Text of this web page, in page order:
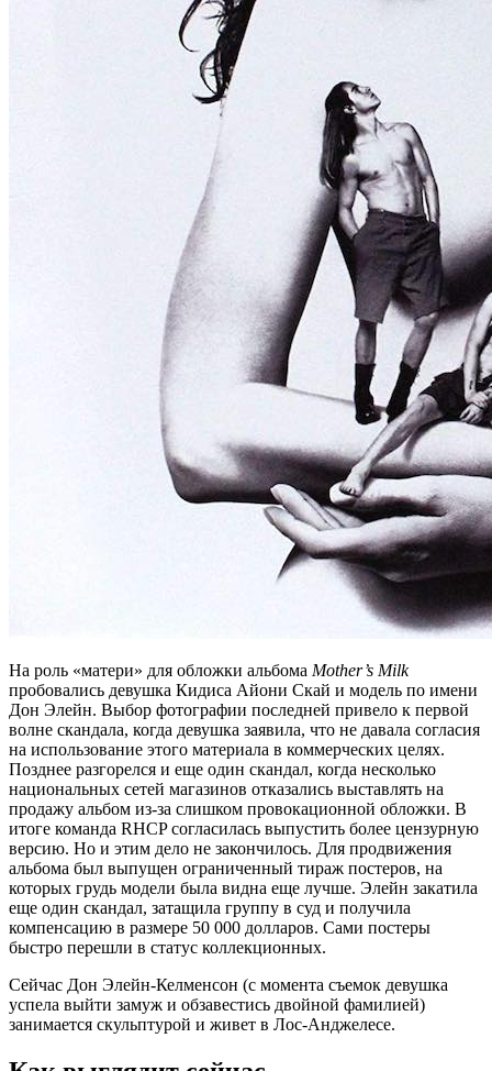
На роль «матери» для обложки альбома Mother’s Milk
пробовались девушка Кидиса Айони Скай и модель по имени
Дон Элейн. Выбор фотографии последней привело к первой
волне скандала, когда девушка заявила, что не давала согласия
на использование этого материала в коммерческих целях.
Позднее разгорелся и еще один скандал, когда несколько
национальных сетей магазинов отказались выставлять на
продажу альбом из-за слишком провокационной обложки. В
итоге команда RHCP согласилась выпустить более цензурную
версию. Но и этим дело не закончилось. Для продвижения
альбома был выпущен ограниченный тираж постеров, на
которых грудь модели была видна еще лучше. Элейн закатила
еще один скандал, затащила группу в суд и получила
компенсацию в размере 50 000 долларов. Сами постеры
быстро перешли в статус коллекционных.
Сейчас Дон Элейн-Келменсон (с момента съемок девушка
успела выйти замуж и обзавестись двойной фамилией)
занимается скульптурой и живет в Лос-Анджелесе.